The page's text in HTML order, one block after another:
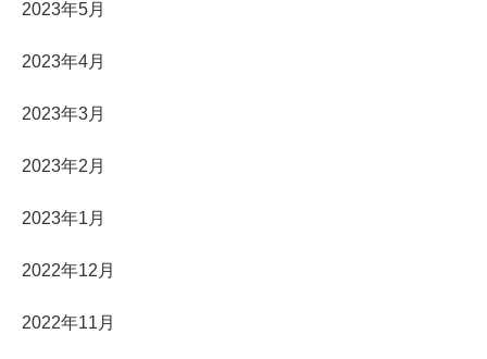
2023年5月
2023年4月
2023年3月
2023年2月
2023年1月
2022年12月
2022年11月